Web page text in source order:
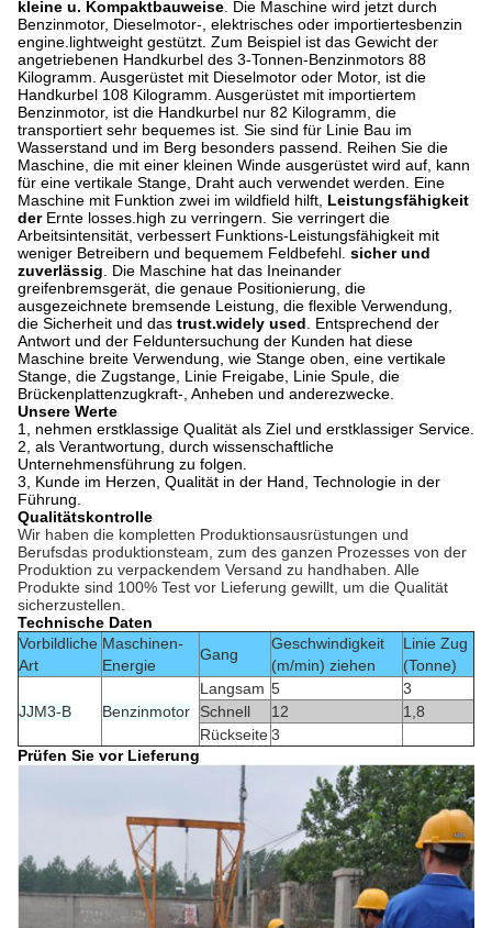
kleine u. Kompaktbauweise . Die Maschine wird jetzt durch
Benzinmotor, Dieselmotor-, elektrisches oder importiertesbenzin
engine.lightweight gestützt. Zum Beispiel ist das Gewicht der
angetriebenen Handkurbel des 3-Tonnen-Benzinmotors 88
Kilogramm. Ausgerüstet mit Dieselmotor oder Motor, ist die
Handkurbel 108 Kilogramm. Ausgerüstet mit importiertem
Benzinmotor, ist die Handkurbel nur 82 Kilogramm, die
transportiert sehr bequemes ist. Sie sind für Linie Bau im
Wasserstand und im Berg besonders passend. Reihen Sie die
Maschine, die mit einer kleinen Winde ausgerüstet wird auf, kann
für eine vertikale Stange, Draht auch verwendet werden. Eine
Maschine mit Funktion zwei im wildfield hilft, Leistungsfähigkeit
derErnte losses.high zu verringern. Sie verringert die
Arbeitsintensität, verbessert Funktions-Leistungsfähigkeit mit
weniger Betreibern und bequemem Feldbefehl. sicher und
zuverlässig . Die Maschine hat das Ineinander
greifenbremsgerät, die genaue Positionierung, die
ausgezeichnete bremsende Leistung, die flexible Verwendung,
die Sicherheit und das trust.widely used . Entsprechend der
Antwort und der Felduntersuchung der Kunden hat diese
Maschine breite Verwendung, wie Stange oben, eine vertikale
Stange, die Zugstange, Linie Freigabe, Linie Spule, die
Brückenplattenzugkraft-, Anheben und anderezwecke.
Unsere Werte
1, nehmen erstklassige Qualität als Ziel und erstklassiger Service.
2, als Verantwortung, durch wissenschaftliche
Unternehmensführung zu folgen.
3, Kunde im Herzen, Qualität in der Hand, Technologie in der
Führung.
Qualitätskontrolle
Wir haben die kompletten Produktionsausrüstungen und
Berufsdas produktionsteam, zum des ganzen Prozesses von der
Produktion zu verpackendem Versand zu handhaben. Alle
Produkte sind 100% Test vor Lieferung gewillt, um die Qualität
sicherzustellen.
Technische Daten
Vorbildliche
Art
Maschinen-
Energie
Gang
Geschwindigkeit
(m/min) ziehen
Linie Zug
(Tonne)
JJM3-B Benzinmotor
Langsam 5
3
Schnell
12
1,8
Rückseite3
Prüfen Sie vor Lieferung